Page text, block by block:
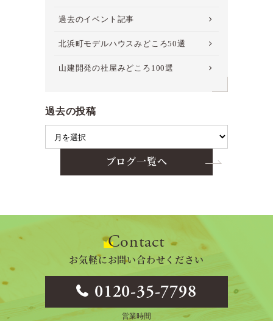
過去のイベント記事
北浜町モデルハウスみどころ50選
山建開発の社屋みどころ100選
過去の投稿
ブログ一覧へ
Contact
お気軽にお問い合わせください
0120-35-7798
営業時間